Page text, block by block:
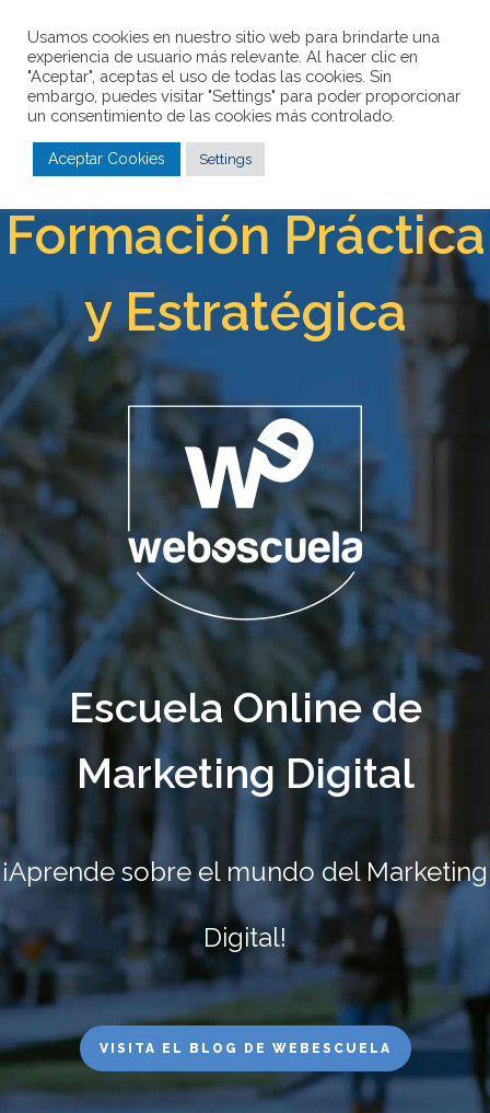
Formación Práctica
y Estratégica
Escuela Online de
Marketing Digital
¡Aprende sobre el mundo del Marketing
Digital!
VISITA EL BLOG DE WEBESCUELA
Usamos cookies en nuestro sitio web para brindarte una
experiencia de usuario más relevante. Al hacer clic en
"Aceptar", aceptas el uso de todas las cookies. Sin
embargo, puedes visitar "Settings" para poder proporcionar
un consentimiento de las cookies más controlado.
Aceptar Cookies Settings